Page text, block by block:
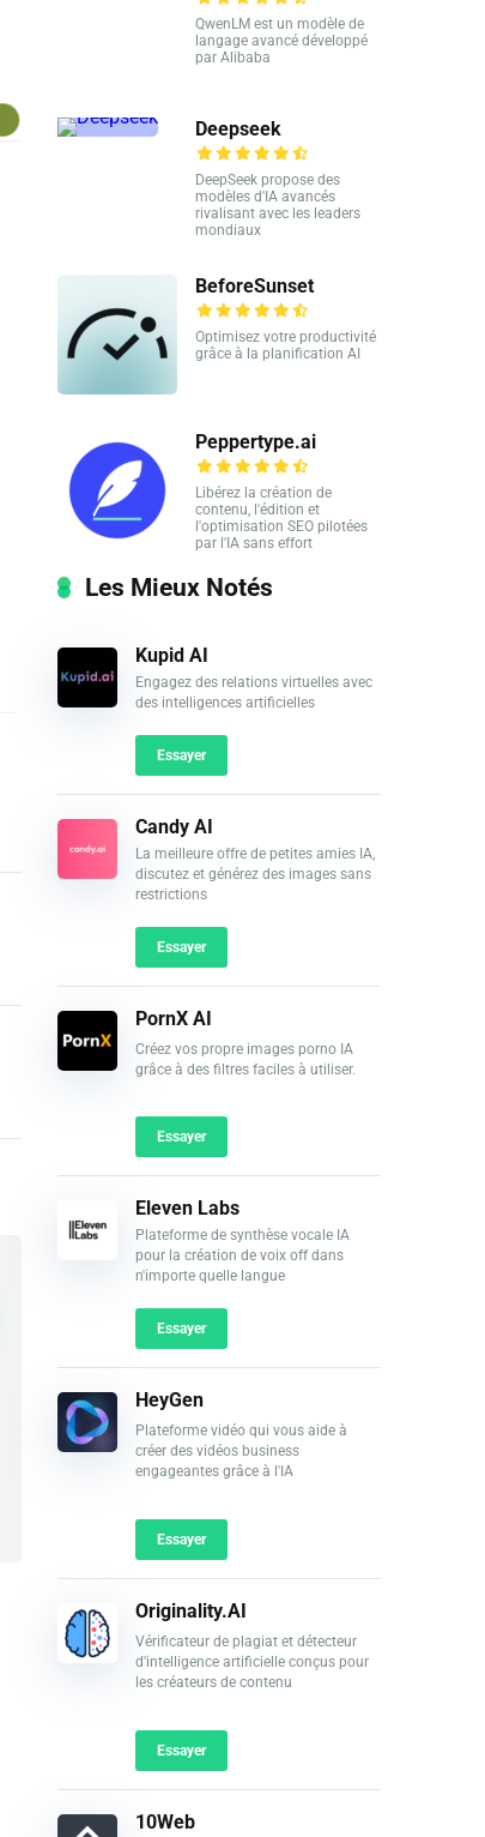
QwenLM est un modèle de
langage avancé développé
par Alibaba
Deepseek
DeepSeek propose des
modèles d'IA avancés
rivalisant avec les leaders
mondiaux
BeforeSunset
Optimisez votre productivité
grâce à la planification AI
Peppertype.ai
Libérez la création de
contenu, l'édition et
l'optimisation SEO pilotées
par l'IA sans effort
Les Mieux Notés
Kupid AI
Engagez des relations virtuelles avec
des intelligences artificielles
Essayer
Candy AI
La meilleure offre de petites amies IA,
discutez et générez des images sans
restrictions
Essayer
PornX AI
Créez vos propre images porno IA
grâce à des filtres faciles à utiliser.
Essayer
Eleven Labs
Plateforme de synthèse vocale IA
pour la création de voix off dans
n'importe quelle langue
Essayer
HeyGen
Plateforme vidéo qui vous aide à
créer des vidéos business
engageantes grâce à l'IA
Essayer
Originality.AI
Vérificateur de plagiat et détecteur
d'intelligence artificielle conçus pour
les créateurs de contenu
Essayer
10Web